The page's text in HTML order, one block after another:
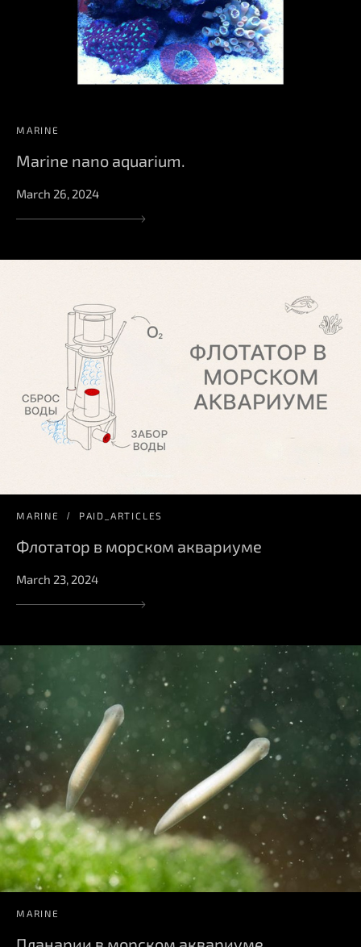
MARINE
Marine nano aquarium.
March 26, 2024
MARINE PAID_ARTICLES
Флотатор в морском аквариуме
March 23, 2024
MARINE